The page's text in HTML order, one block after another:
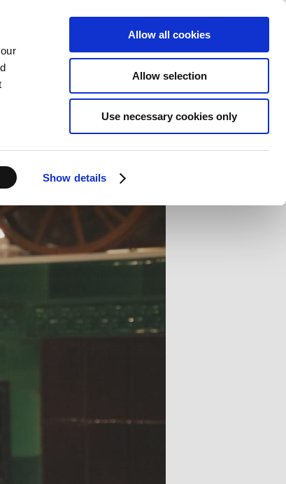
Show details
Allow all cookies
Allow selection
Use necessary cookies only